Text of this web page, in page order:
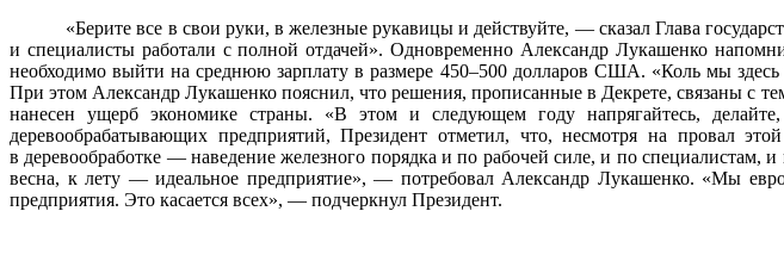
«Берите все в свои руки, в железные рукавицы и действуйте, — сказал Глава
и специалисты работали с полной отдачей». Одновременно Александр Лукашенко
необходимо выйти на среднюю зарплату в размере 450–500 долларов США. «Коль мы
При этом Александр Лукашенко пояснил, что решения, прописанные в Декрете, связаны с
нанесен ущерб экономике страны. «В этом и следующем году напрягайтесь,
деревообрабатывающих предприятий, Президент отметил, что, несмотря на провал
в деревообработке — наведение железного порядка и по рабочей силе, и по
весна, к лету — идеальное предприятие», — потребовал Александр Лукашенко. «Мы
предприятия. Это касается всех», — подчеркнул Президент.